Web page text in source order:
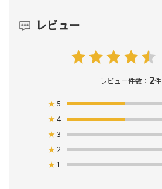
レビュー
レビュー件数： 2件
★5
★4
★3
★ 2
★ 1